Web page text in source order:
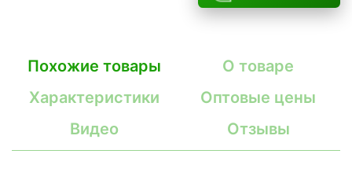
Похожие товары
О товаре
Характеристики
Оптовые цены
Видео
Отзывы